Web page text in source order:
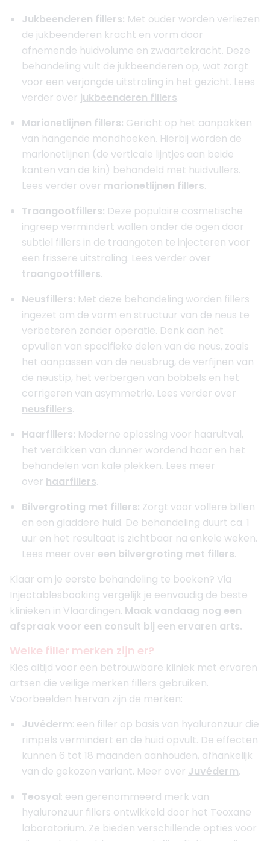
Jukbeenderen fillers: Met ouder worden verliezen
de jukbeenderen kracht en vorm door
afnemende huidvolume en zwaartekracht. Deze
behandeling vult de jukbeenderen op, wat zorgt
voor een verjongde uitstraling in het gezicht. Lees
verder over jukbeenderen fillers.
Marionetlijnen fillers: Gericht op het aanpakken
van hangende mondhoeken. Hierbij worden de
marionetlijnen (de verticale lijntjes aan beide
kanten van de kin) behandeld met huidvullers.
Lees verder over marionetlijnen fillers.
Traangootfillers: Deze populaire cosmetische
ingreep vermindert wallen onder de ogen door
subtiel fillers in de traangoten te injecteren voor
een frissere uitstraling. Lees verder over
traangootfillers.
Neusfillers: Met deze behandeling worden fillers
ingezet om de vorm en structuur van de neus te
verbeteren zonder operatie. Denk aan het
opvullen van specifieke delen van de neus, zoals
het aanpassen van de neusbrug, de verfijnen van
de neustip, het verbergen van bobbels en het
corrigeren van asymmetrie. Lees verder over
neusfillers.
Haarfillers: Moderne oplossing voor haaruitval,
het verdikken van dunner wordend haar en het
behandelen van kale plekken. Lees meer
over haarfillers.
Bilvergroting met fillers: Zorgt voor vollere billen
en een gladdere huid. De behandeling duurt ca. 1
uur en het resultaat is zichtbaar na enkele weken.
Lees meer over een bilvergroting met fillers.
Klaar om je eerste behandeling te boeken? Via
Injectablesbooking vergelijk je eenvoudig de beste
klinieken in Vlaardingen. Maak vandaag nog een
afspraak voor een consult bij een ervaren arts.
Welke filler merken zijn er?
Kies altijd voor een betrouwbare kliniek met ervaren
artsen die veilige merken fillers gebruiken.
Voorbeelden hiervan zijn de merken:
Juvéderm: een filler op basis van hyaluronzuur die
rimpels vermindert en de huid opvult. De effecten
kunnen 6 tot 18 maanden aanhouden, afhankelijk
van de gekozen variant. Meer over Juvéderm.
Teosyal: een gerenommeerd merk van
hyaluronzuur fillers ontwikkeld door het Teoxane
laboratorium. Ze bieden verschillende opties voor